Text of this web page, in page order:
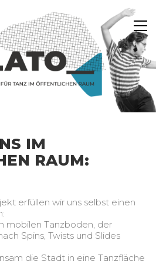
IM
RAUM:
erfüllen wir uns selbst einen
mobilen Tanzboden, der
Spins, Twists und Slides
die Stadt in eine Tanzfläche